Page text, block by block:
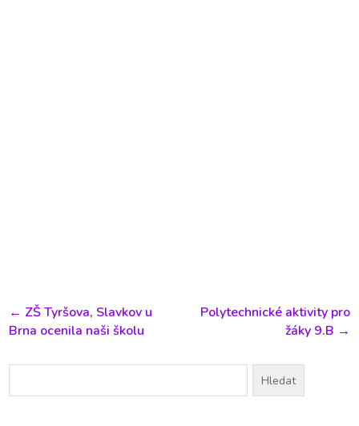
← ZŠ Tyršova, Slavkov u
Brna ocenila naši školu
Polytechnické aktivity pro
žáky 9.B →
Vyhledávání